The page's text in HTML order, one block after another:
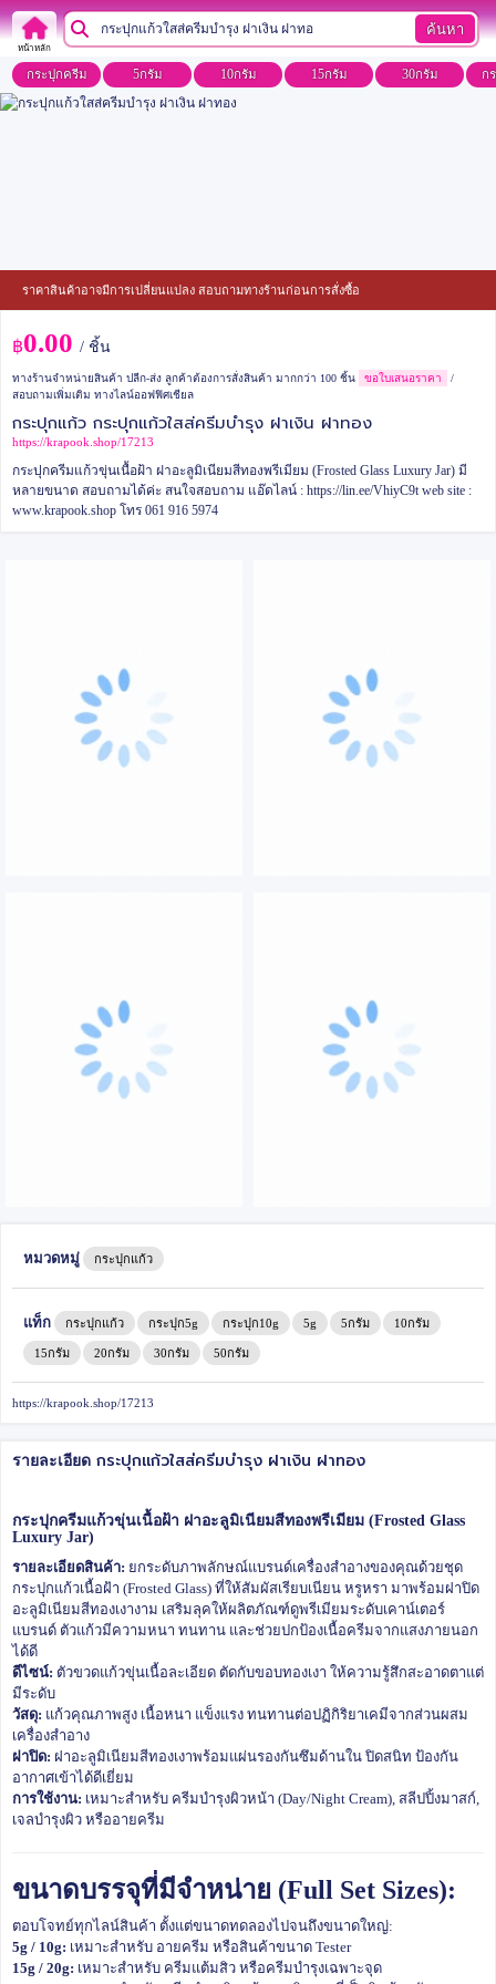
หน้าหลัก
ค้นหา
กระปุกครีม 5กรัม 10กรัม 15กรัม 30กรัม ก
ราคาสินค้าอาจมีการเปลี่ยนแปลง สอบถามทางร้านก่อนการสั่งซื้อ
฿0.00 / ชิ้น
ทางร้านจำหน่ายสินค้า ปลีก-ส่ง ลูกค้าต้องการสั่งสินค้า มากกว่า 100 ชิ้น ขอใบเสนอราคา
/
สอบถามเพิ่มเติม ทางไลน์ออฟฟิศเชียล
กระปุกแก้ว กระปุกแก้วใสส่ครีมบำรุง ฝาเงิน ฝาทอง
https://krapook.shop/17213
กระปุกครีมแก้วขุ่นเนื้อฝ้า ฝาอะลูมิเนียมสีทองพรีเมียม (Frosted Glass Luxury Jar) มี
หลายขนาด สอบถามได้ค่ะ สนใจสอบถาม แอ๊ดไลน์ : https://lin.ee/VhiyC9tweb site :
www.krapook.shop โทร 061 916 5974
หมวดหมู่ กระปุกแก้ว
แท็ก กระปุกแก้ว กระปุก5g กระปุก10g 5g 5กรัม 10กรัม
15กรัม 20กรัม 30กรัม 50กรัม
https://krapook.shop/17213
รายละเอียด กระปุกแก้วใสส่ครีมบำรุง ฝาเงิน ฝาทอง
กระปุกครีมแก้วขุ่นเนื้อฝ้า ฝาอะลูมิเนียมสีทองพรีเมียม (Frosted Glass
Luxury Jar)
รายละเอียดสินค้า: ยกระดับภาพลักษณ์แบรนด์เครื่องสำอางของคุณด้วยชุด
กระปุกแก้วเนื้อฝ้า (Frosted Glass) ที่ให้สัมผัสเรียบเนียน หรูหรา มาพร้อมฝาปิด
อะลูมิเนียมสีทองเงางาม เสริมลุคให้ผลิตภัณฑ์ดูพรีเมียมระดับเคาน์เตอร์
แบรนด์ ตัวแก้วมีความหนา ทนทาน และช่วยปกป้องเนื้อครีมจากแสงภายนอก
ได้ดี
ดีไซน์: ตัวขวดแก้วขุ่นเนื้อละเอียด ตัดกับขอบทองเงา ให้ความรู้สึกสะอาดตาแต่
มีระดับ
วัสดุ: แก้วคุณภาพสูง เนื้อหนา แข็งแรง ทนทานต่อปฏิกิริยาเคมีจากส่วนผสม
เครื่องสำอาง
ฝาปิด: ฝาอะลูมิเนียมสีทองเงาพร้อมแผ่นรองกันซึมด้านใน ปิดสนิท ป้องกัน
อากาศเข้าได้ดีเยี่ยม
การใช้งาน: เหมาะสำหรับ ครีมบำรุงผิวหน้า (Day/Night Cream), สลีปปิ้งมาสก์,
เจลบำรุงผิว หรืออายครีม
ขนาดบรรจุที่มีจำหน่าย (Full Set Sizes):
ตอบโจทย์ทุกไลน์สินค้า ตั้งแต่ขนาดทดลองไปจนถึงขนาดใหญ่:
5g / 10g: เหมาะสำหรับ อายครีม หรือสินค้าขนาด Tester
15g / 20g: เหมาะสำหรับ ครีมแต้มสิว หรือครีมบำรุงเฉพาะจุด